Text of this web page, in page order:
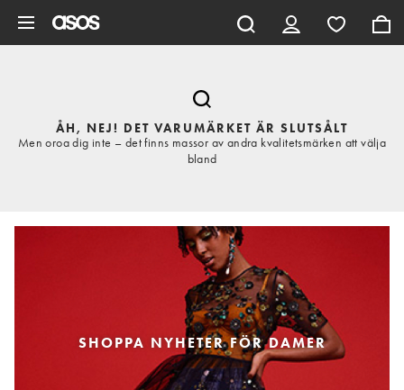
ÅH, NEJ! DET VARUMÄRKET ÄR SLUTSÅLT
Men oroa dig inte – det finns massor av andra kvalitetsmärken att välja
bland
SHOPPA NYHETER FÖR DAMER